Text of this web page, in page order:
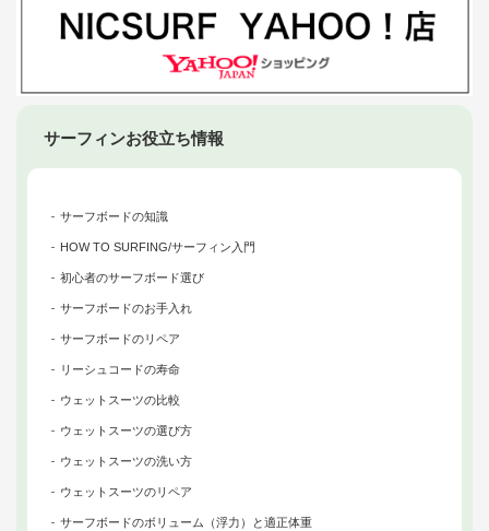
サーフィンお役立ち情報
サーフボードの知識
HOW TO SURFING/サーフィン入門
初心者のサーフボード選び
サーフボードのお手入れ
サーフボードのリペア
リーシュコードの寿命
ウェットスーツの比較
ウェットスーツの選び方
ウェットスーツの洗い方
ウェットスーツのリペア
サーフボードのボリューム（浮力）と適正体重